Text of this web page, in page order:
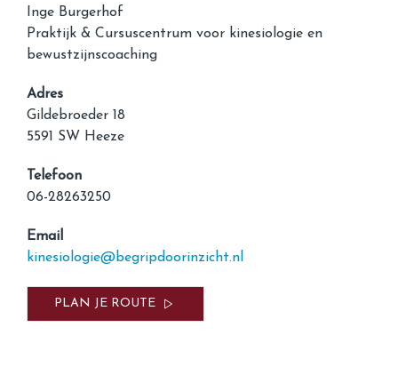
Inge Burgerhof
Praktijk & Cursuscentrum voor kinesiologie en
bewustzijnscoaching
Adres
Gildebroeder 18
5591 SW Heeze
Telefoon
06-28263250
Email
kinesiologie@begripdoorinzicht.nl
PLAN JE ROUTE